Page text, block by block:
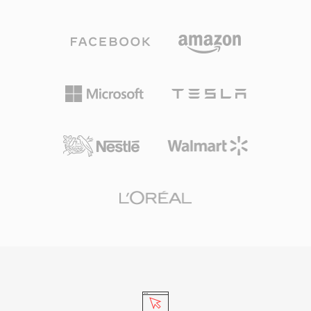
كيلوهرتز ومن 1 إلى 255 قناة، مما يغطي كل شيء
مزاياه الغياب الكامل لرسوم الترخيص — يمكن
لمطوري الألعاب ومنصات البث ومصنّعي الأجهزة تنفيذ
على Vorbis لسنوات كمرمّز بث أساسي لهذا السبب
المنافسين، ولهذا يظل رائجاً في ألعاب الفيديو حيث